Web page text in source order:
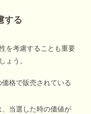
する
を考慮することも重要
ょう。
格で販売されている
当選した時の価値が